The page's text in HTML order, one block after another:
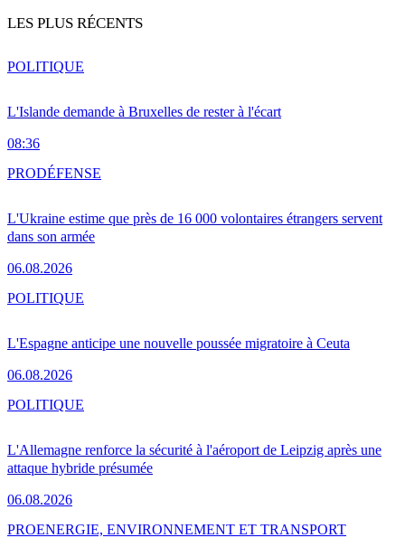
LES PLUS RÉCENTS
L'Islande demande à Bruxelles de rester à l'écart
08:36
POLITIQUE
L'Ukraine estime que près de 16 000 volontaires étrangers servent
dans son armée
06.08.2026
PRODÉFENSE
L'Espagne anticipe une nouvelle poussée migratoire à Ceuta
06.08.2026
POLITIQUE
L'Allemagne renforce la sécurité à l'aéroport de Leipzig après une
attaque hybride présumée
06.08.2026
POLITIQUE
PROENERGIE, ENVIRONNEMENT ET TRANSPORT